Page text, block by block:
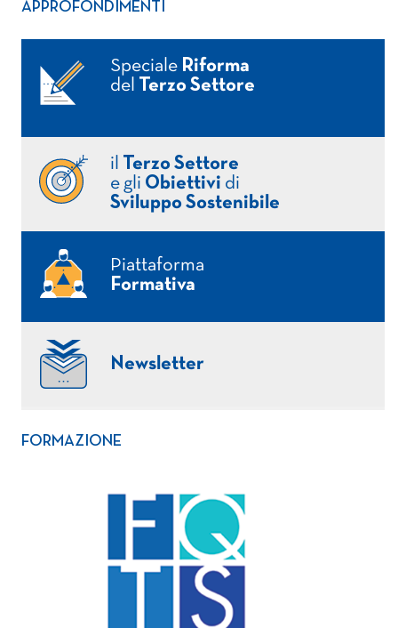
APPROFONDIMENTI
Speciale Riforma
del
Terzo Settore
il
Terzo Settore
e gli Obiettivi di
Sviluppo Sostenibile
Piattaforma
Formativa
Newsletter
FORMAZIONE